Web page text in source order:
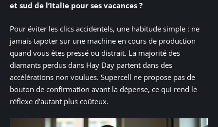
et sud de l’Italie pour ses vacances ?
Pour éviter les clics accidentels, une habitude simple : ne
jamais tapoter sur une machine en cours de production
quand vous êtes pressé ou distrait. La majorité des
diamants perdus dans Hay Day partent dans des
accélérations non voulues. Supercell ne propose pas de
bouton de confirmation avant la dépense, ce qui rend le
réflexe d’autant plus coûteux.